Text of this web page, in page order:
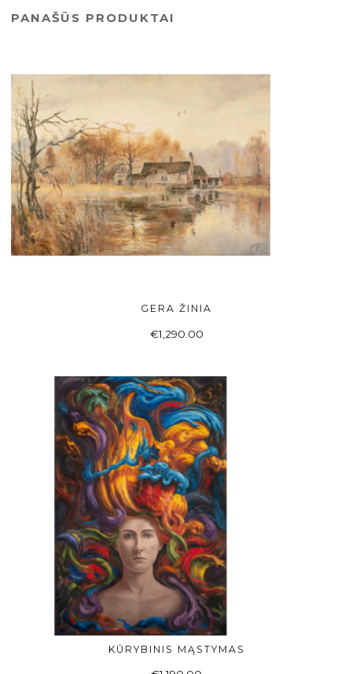
PANAŠŪS PRODUKTAI
Į KREPŠELĮ
GERA ŽINIA
€1,290.00
Į KREPŠELĮ
KŪRYBINIS MĄSTYMAS